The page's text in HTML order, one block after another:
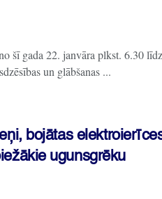
šī gada 22. janvāra plkst. 6.30 līdz
un glābšanas ...
bojātas
ugunsgrēku